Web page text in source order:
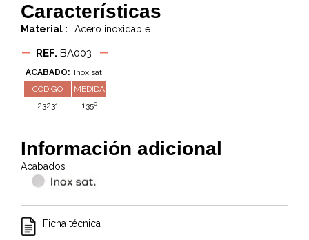
Características
Material : Acero inoxidable
REF. BA003
ACABADO: Inox sat.
CÓDIGO
MEDIDA
23231
135º
Información adicional
Acabados
Ficha técnica